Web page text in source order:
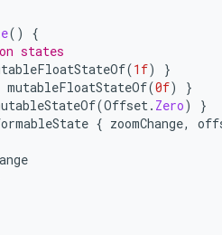
()
{
states
(1f)
}
mutableFloatStateOf(0f)
}
(Offset. Zero)
}
{ zoomChange,